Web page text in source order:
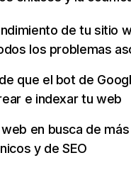
de tu sitio
los problemas
que el bot de
e indexar tu web
en busca de
y de SEO